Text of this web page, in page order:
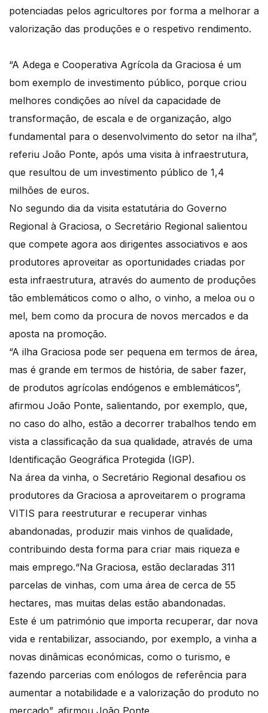
potenciadas pelos agricultores por forma a melhorar a
valorização das produções e o respetivo rendimento.
“A Adega e Cooperativa Agrícola da Graciosa é um
bom exemplo de investimento público, porque criou
melhores condições ao nível da capacidade de
transformação, de escala e de organização, algo
fundamental para o desenvolvimento do setor na ilha”,
referiu João Ponte, após uma visita à infraestrutura,
que resultou de um investimento público de 1,4
milhões de euros.
No segundo dia da visita estatutária do Governo
Regional à Graciosa, o Secretário Regional salientou
que compete agora aos dirigentes associativos e aos
produtores aproveitar as oportunidades criadas por
esta infraestrutura, através do aumento de produções
tão emblemáticos como o alho, o vinho, a meloa ou o
mel, bem como da procura de novos mercados e da
aposta na promoção.
“A ilha Graciosa pode ser pequena em termos de área,
mas é grande em termos de história, de saber fazer,
de produtos agrícolas endógenos e emblemáticos”,
afirmou João Ponte, salientando, por exemplo, que,
no caso do alho, estão a decorrer trabalhos tendo em
vista a classificação da sua qualidade, através de uma
Identificação Geográfica Protegida (IGP).
Na área da vinha, o Secretário Regional desafiou os
produtores da Graciosa a aproveitarem o programa
VITIS para reestruturar e recuperar vinhas
abandonadas, produzir mais vinhos de qualidade,
contribuindo desta forma para criar mais riqueza e
mais emprego.“Na Graciosa, estão declaradas 311
parcelas de vinhas, com uma área de cerca de 55
hectares, mas muitas delas estão abandonadas.
Este é um património que importa recuperar, dar nova
vida e rentabilizar, associando, por exemplo, a vinha a
novas dinâmicas económicas, como o turismo, e
fazendo parcerias com enólogos de referência para
aumentar a notabilidade e a valorização do produto no